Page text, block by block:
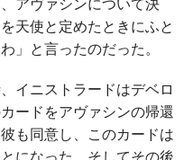
天使と定めたときにふと
」と言ったのだった。
イニストラードはデベロ
ードをアヴァシンの帰還
も同意し、このカードは